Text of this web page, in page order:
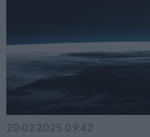
20·02·2025 09:42